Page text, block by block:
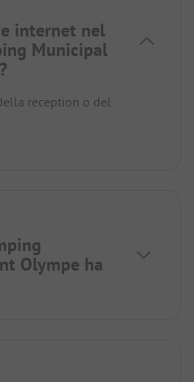
internet nel
Municipal
reception o del
Olympe ha